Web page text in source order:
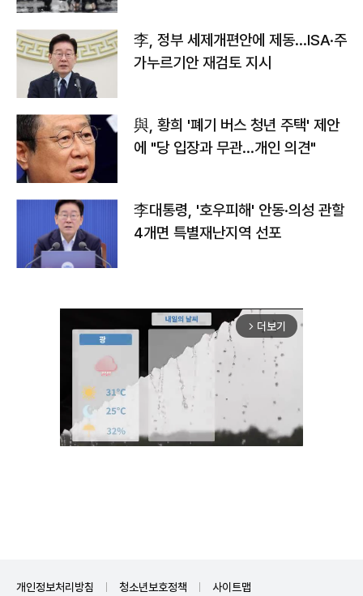
李, 정부 세제개편안에 제동…ISA·주
가누르기안 재검토 지시
與, 황희 '폐기 버스 청년 주택' 제안
에 "당 입장과 무관…개인 의견"
李대통령, '호우피해' 안동·의성 관할
4개면 특별재난지역 선포
arrow_forward_ios 더보기
개인정보처리방침 청소년보호정책 사이트맵